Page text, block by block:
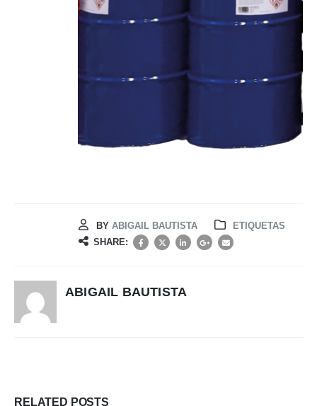
BY ABIGAIL BAUTISTA
ETIQUETAS
SHARE:
ABIGAIL BAUTISTA
RELATED POSTS